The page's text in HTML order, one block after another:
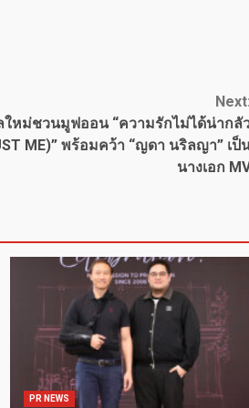
ลใหม่ชวนมูฟออน “ความรักไม่ได้น่ากลั
ME)” พร้อมคว้า “ญดา นริลญา” เป็
นางเอก
PR NEWS